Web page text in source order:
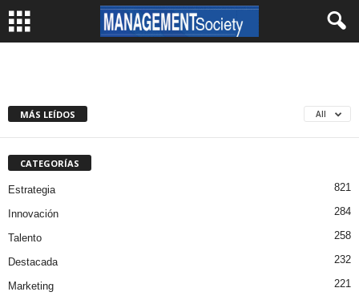
MÁS LEÍDOS All
CATEGORÍAS
Estrategia 821
Innovación 284
Talento 258
Destacada 232
Marketing 221